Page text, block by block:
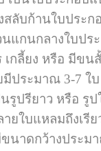
สลับก้านใบประ
นแกนกลางใบป
เกลี้ยง หรือ มีข
ประมาณ 3-7 ใ
รูปรียาว หรือ รู
ยใบแหลมถึงเรี
นาดกว้างประม